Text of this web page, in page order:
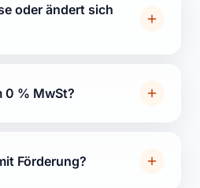
oder ändert sich
0 % MwSt?
Förderung?